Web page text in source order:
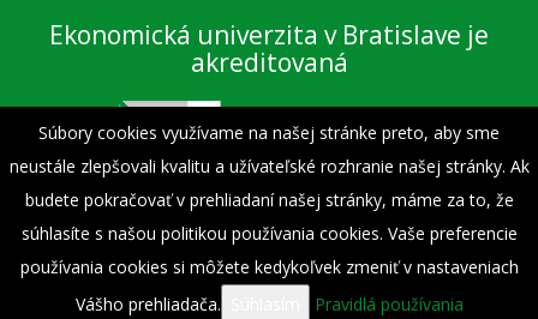
Ekonomická univerzita v Bratislave je
akreditovaná
Preberanie textov, fotografií a iných materiálov je dovolené výhradne len s
povolením Fakulty podnikového manažmentu EU v Bratislave a s uvedením
zdroja.
© 1940 - 2026 Fakulta podnikového manažmentu - Ekonomická univerzita v
Súbory cookies využívame na našej stránke preto, aby sme
neustále zlepšovali kvalitu a užívateľské rozhranie našej stránky. Ak
budete pokračovať v prehliadaní našej stránky, máme za to, že
súhlasíte s našou politikou používania cookies. Vaše preferencie
používania cookies si môžete kedykoľvek zmeniť v nastaveniach
Vášho prehliadača.
Pravidlá používania